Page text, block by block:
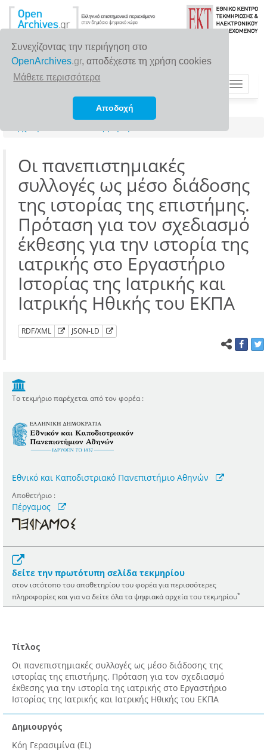
Συνεχίζοντας την περιήγηση στο
OpenArchives.gr, αποδέχεστε τη χρήση cookies
Μάθετε περισσότερα
Αποδοχή
Toggle
Οι πανεπιστημιακές
συλλογές ως μέσο διάδοσης
της ιστορίας της επιστήμης.
Πρόταση για τον σχεδιασμό
έκθεσης για την ιστορία της
ιατρικής στο Εργαστήριο
Ιστορίας της Ιατρικής και
Ιατρικής Ηθικής του ΕΚΠΑ
RDF/XML JSON-LD
Το τεκμήριο παρέχεται από τον φορέα :
Εθνικό και Καποδιστριακό Πανεπιστήμιο Αθηνών
Αποθετήριο :
Πέργαμος
δείτε την πρωτότυπη σελίδα τεκμηρίου
στον ιστότοπο του αποθετηρίου του φορέα για περισσότερες
πληροφορίες και για να δείτε όλα τα ψηφιακά αρχεία του τεκμηρίου*
Τίτλος
Οι πανεπιστημιακές συλλογές ως μέσο διάδοσης της
ιστορίας της επιστήμης. Πρόταση για τον σχεδιασμό
έκθεσης για την ιστορία της ιατρικής στο Εργαστήριο
Ιστορίας της Ιατρικής και Ιατρικής Ηθικής του ΕΚΠΑ
Δημιουργός
Κόη Γερασιμίνα (EL)